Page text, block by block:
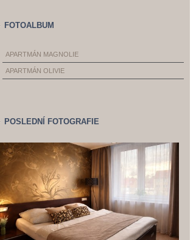
FOTOALBUM
APARTMÁN MAGNOLIE
APARTMÁN OLIVIE
POSLEDNÍ FOTOGRAFIE